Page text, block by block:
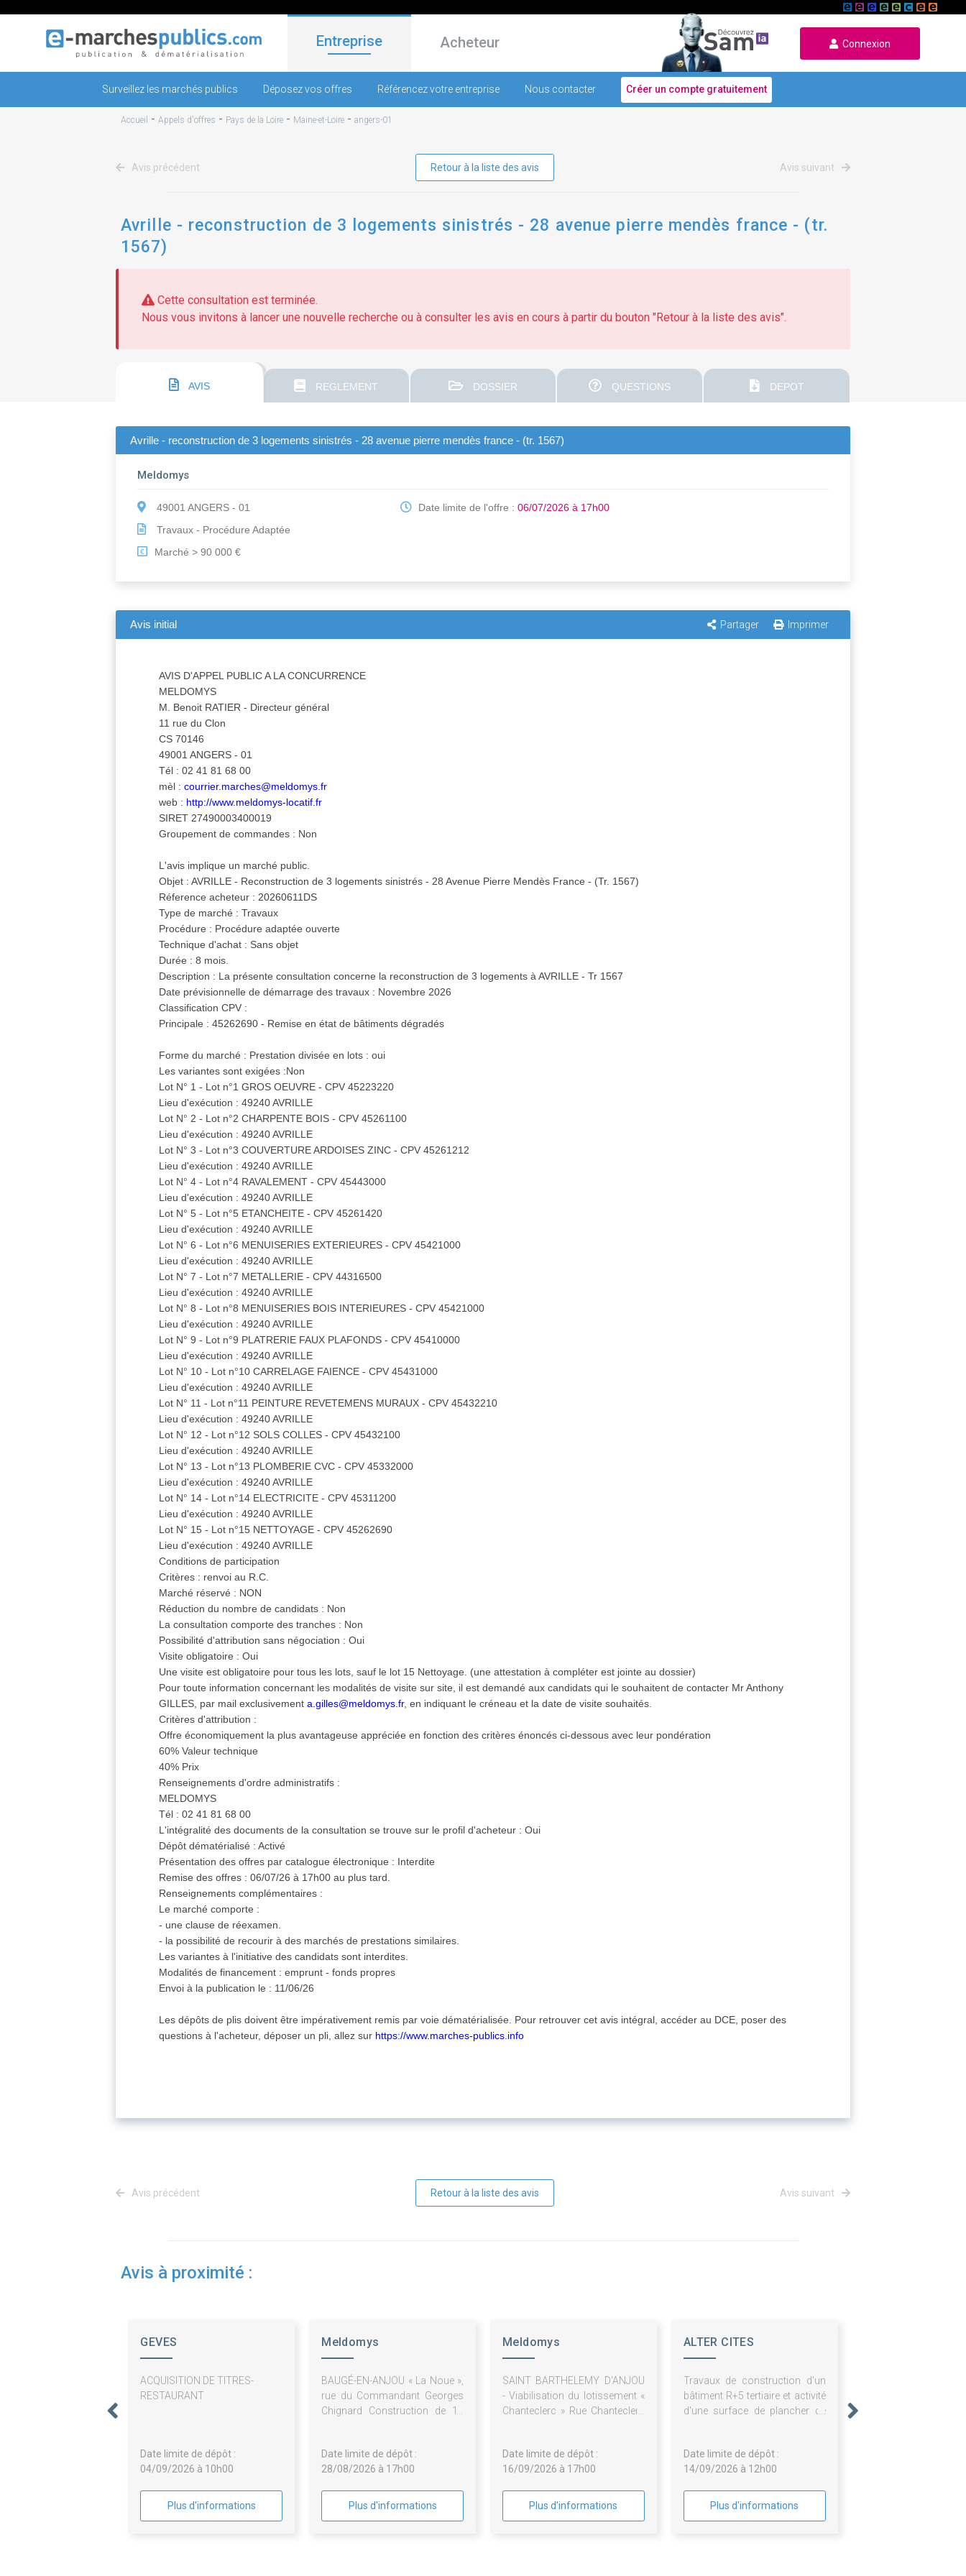
Entreprise Acheteur Connexion
Surveillez les marchés publics Déposez vos offres Référencez votre entreprise Nous contacter Créer un compte gratuitement
Accueil - Appels d'offres - Pays de la Loire - Maine-et-Loire - angers-01
Avis précédent Retour à la liste des avis Avis suivant
Avrille - reconstruction de 3 logements sinistrés - 28 avenue pierre mendès france - (tr.
1567)
Cette consultation est terminée.
Nous vous invitons à lancer une nouvelle recherche ou à consulter les avis en cours à partir du bouton "Retour à la liste des avis".
AVIS REGLEMENT DOSSIER QUESTIONS DEPOT
Avrille - reconstruction de 3 logements sinistrés - 28 avenue pierre mendès france - (tr. 1567)
Meldomys
49001 ANGERS - 01
Travaux - Procédure Adaptée
€ Marché > 90 000 €
Date limite de l'offre : 06/07/2026 à 17h00
Avis initial Partager Imprimer
AVIS D'APPEL PUBLIC A LA CONCURRENCE
MELDOMYS
M. Benoit RATIER - Directeur général
11 rue du Clon
CS 70146
49001 ANGERS - 01
Tél : 02 41 81 68 00
mèl :courrier.marches@meldomys.fr
web : http://www.meldomys-locatif.fr
SIRET 27490003400019
Groupement de commandes : Non
L'avis implique un marché public.
Objet : AVRILLE - Reconstruction de 3 logements sinistrés - 28 Avenue Pierre Mendès France - (Tr. 1567)
Réference acheteur : 20260611DS
Type de marché : Travaux
Procédure : Procédure adaptée ouverte
Technique d'achat : Sans objet
Durée : 8 mois.
Description : La présente consultation concerne la reconstruction de 3 logements à AVRILLE - Tr 1567
Date prévisionnelle de démarrage des travaux : Novembre 2026
Classification CPV :
Principale : 45262690 - Remise en état de bâtiments dégradés
Forme du marché : Prestation divisée en lots : oui
Les variantes sont exigées :Non
Lot N° 1 - Lot n°1 GROS OEUVRE - CPV 45223220
Lieu d'exécution : 49240 AVRILLE
Lot N° 2 - Lot n°2 CHARPENTE BOIS - CPV 45261100
Lieu d'exécution : 49240 AVRILLE
Lot N° 3 - Lot n°3 COUVERTURE ARDOISES ZINC - CPV 45261212
Lieu d'exécution : 49240 AVRILLE
Lot N° 4 - Lot n°4 RAVALEMENT - CPV 45443000
Lieu d'exécution : 49240 AVRILLE
Lot N° 5 - Lot n°5 ETANCHEITE - CPV 45261420
Lieu d'exécution : 49240 AVRILLE
Lot N° 6 - Lot n°6 MENUISERIES EXTERIEURES - CPV 45421000
Lieu d'exécution : 49240 AVRILLE
Lot N° 7 - Lot n°7 METALLERIE - CPV 44316500
Lieu d'exécution : 49240 AVRILLE
Lot N° 8 - Lot n°8 MENUISERIES BOIS INTERIEURES - CPV 45421000
Lieu d'exécution : 49240 AVRILLE
Lot N° 9 - Lot n°9 PLATRERIE FAUX PLAFONDS - CPV 45410000
Lieu d'exécution : 49240 AVRILLE
Lot N° 10 - Lot n°10 CARRELAGE FAIENCE - CPV 45431000
Lieu d'exécution : 49240 AVRILLE
Lot N° 11 - Lot n°11 PEINTURE REVETEMENS MURAUX - CPV 45432210
Lieu d'exécution : 49240 AVRILLE
Lot N° 12 - Lot n°12 SOLS COLLES - CPV 45432100
Lieu d'exécution : 49240 AVRILLE
Lot N° 13 - Lot n°13 PLOMBERIE CVC - CPV 45332000
Lieu d'exécution : 49240 AVRILLE
Lot N° 14 - Lot n°14 ELECTRICITE - CPV 45311200
Lieu d'exécution : 49240 AVRILLE
Lot N° 15 - Lot n°15 NETTOYAGE - CPV 45262690
Lieu d'exécution : 49240 AVRILLE
Conditions de participation
Critères : renvoi au R.C.
Marché réservé : NON
Réduction du nombre de candidats : Non
La consultation comporte des tranches : Non
Possibilité d'attribution sans négociation : Oui
Visite obligatoire : Oui
Une visite est obligatoire pour tous les lots, sauf le lot 15 Nettoyage. (une attestation à compléter est jointe au dossier)
Pour toute information concernant les modalités de visite sur site, il est demandé aux candidats qui le souhaitent de contacter Mr Anthony
GILLES, par mail exclusivementa.gilles@meldomys.fr, en indiquant le créneau et la date de visite souhaités.
Critères d'attribution :
Offre économiquement la plus avantageuse appréciée en fonction des critères énoncés ci-dessous avec leur pondération
60% Valeur technique
40% Prix
Renseignements d'ordre administratifs :
MELDOMYS
Tél : 02 41 81 68 00
L'intégralité des documents de la consultation se trouve sur le profil d'acheteur : Oui
Dépôt dématérialisé : Activé
Présentation des offres par catalogue électronique : Interdite
Remise des offres : 06/07/26 à 17h00 au plus tard.
Renseignements complémentaires :
Le marché comporte :
- une clause de réexamen.
- la possibilité de recourir à des marchés de prestations similaires.
Les variantes à l'initiative des candidats sont interdites.
Modalités de financement : emprunt - fonds propres
Envoi à la publication le : 11/06/26
Les dépôts de plis doivent être impérativement remis par voie dématérialisée. Pour retrouver cet avis intégral, accéder au DCE, poser des
questions à l'acheteur, déposer un pli, allez sur https://www.marches-publics.info
Avis précédent Retour à la liste des avis Avis suivant
Avis à proximité :
GEVES
ACQUISITION DE TITRES-
RESTAURANT
Date limite de dépôt :
04/09/2026 à 10h00
Plus d'informations
Meldomys
BAUGÉ-EN-ANJOU « La Noue »,
rue du Commandant Georges
Chignard Construction de 19
Reconsultation Lot 9 :
Menuiseries intérieures bois
Date limite de dépôt :
28/08/2026 à 17h00
Plus d'informations
Meldomys
SAINT BARTHELEMY D'ANJOU
- Viabilisation du lotissement «
Chanteclerc » Rue Chanteclerc
Date limite de dépôt :
16/09/2026 à 17h00
Plus d'informations
ALTER CITES
Travaux de construction d'un
bâtiment R+5 tertiaire et activité
d'une surface de plancher de
lots n°06 et 09
Date limite de dépôt :
14/09/2026 à 12h00
Plus d'informations